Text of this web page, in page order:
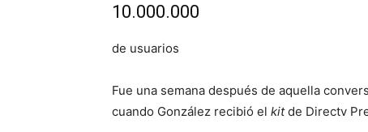
10.000.000
de usuarios
Fue una semana después de aquella
cuando González recibió el kitde Directv